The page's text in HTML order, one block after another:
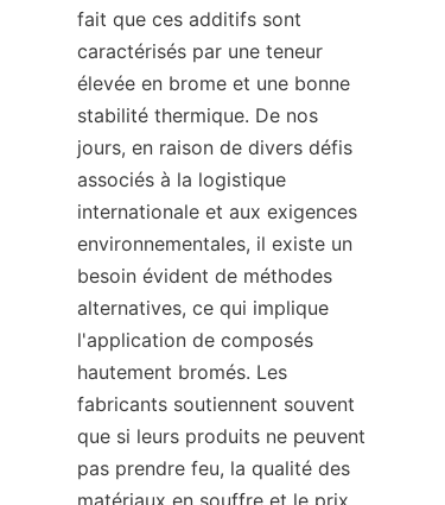
fait que ces additifs sont
caractérisés par une teneur
élevée en brome et une bonne
stabilité thermique. De nos
jours, en raison de divers défis
associés à la logistique
internationale et aux exigences
environnementales, il existe un
besoin évident de méthodes
alternatives, ce qui implique
l'application de composés
hautement bromés. Les
fabricants soutiennent souvent
que si leurs produits ne peuvent
pas prendre feu, la qualité des
matériaux en souffre et le prix